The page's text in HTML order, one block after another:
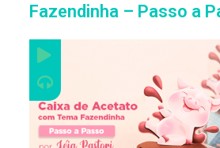
Fazendinha – Passo a